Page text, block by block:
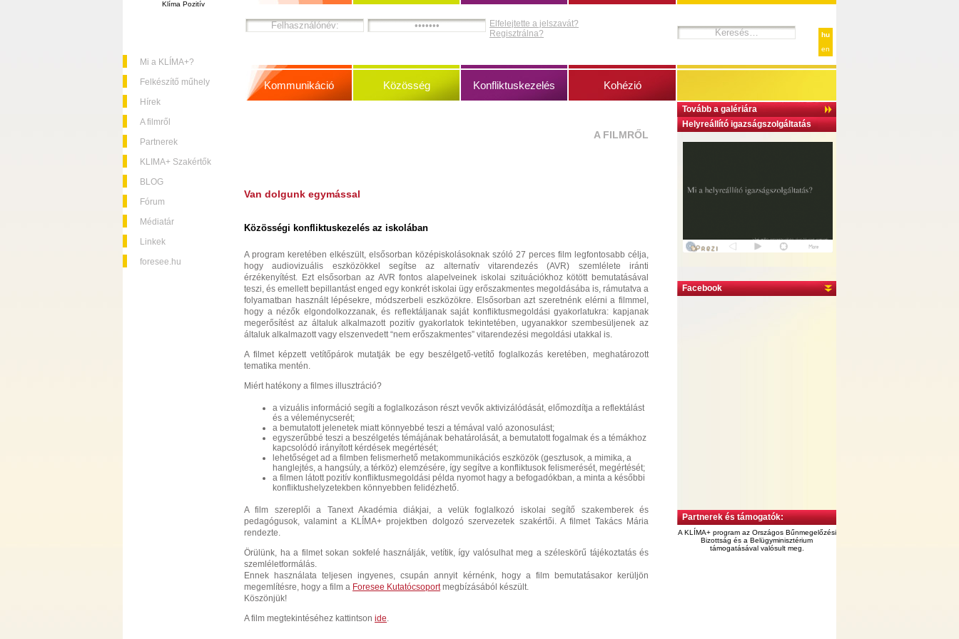
Klíma Pozitív
Mi a KLÍMA+?
Felkészítő műhely
Hírek
A filmről
Partnerek
KLIMA+ Szakértők
BLOG
Fórum
Médiatár
Linkek
foresee.hu
hu
en
Tovább a galériára
Helyreállító igazságszolgáltatás
Facebook
Partnerek és támogatók:
A KLÍMA+ program az Országos Bűnmegelőzési
Bizottság és a Belügyminisztérium
támogatásával valósult meg.
Elfelejtette a jelszavát?
Regisztrálna?
Kommunikáció Közösség Konfliktuskezelés Kohézió
A FILMRŐL
Van dolgunk egymással
Közösségi konfliktuskezelés az iskolában
A program keretében elkészült, elsősorban középiskolásoknak szóló 27 perces film legfontosabb célja,
hogy audiovizuális eszközökkel segítse az alternatív vitarendezés (AVR) szemlélete iránti
érzékenyítést. Ezt elsősorban az AVR fontos alapelveinek iskolai szituációkhoz kötött bemutatásával
teszi, és emellett bepillantást enged egy konkrét iskolai ügy erőszakmentes megoldásába is, rámutatva a
folyamatban használt lépésekre, módszerbeli eszközökre. Elsősorban azt szeretnénk elérni a filmmel,
hogy a nézők elgondolkozzanak, és reflektáljanak saját konfliktusmegoldási gyakorlatukra: kapjanak
megerősítést az általuk alkalmazott pozitív gyakorlatok tekintetében, ugyanakkor szembesüljenek az
általuk alkalmazott vagy elszenvedett “nem erőszakmentes” vitarendezési megoldási utakkal is.
A filmet képzett vetítőpárok mutatják be egy beszélgető-vetítő foglalkozás keretében, meghatározott
tematika mentén.
Miért hatékony a filmes illusztráció?
a vizuális információ segíti a foglalkozáson részt vevők aktivizálódását, előmozdítja a reflektálást
és a véleménycserét;
a bemutatott jelenetek miatt könnyebbé teszi a témával való azonosulást;
egyszerűbbé teszi a beszélgetés témájának behatárolását, a bemutatott fogalmak és a témákhoz
kapcsolódó irányított kérdések megértését;
lehetőséget ad a filmben felismerhető metakommunikációs eszközök (gesztusok, a mimika, a
hanglejtés, a hangsúly, a térköz) elemzésére, így segítve a konfliktusok felismerését, megértését;
a filmen látott pozitív konfliktusmegoldási példa nyomot hagy a befogadókban, a minta a későbbi
konfliktushelyzetekben könnyebben felidézhető.
A film szereplői a Tanext Akadémia diákjai, a velük foglalkozó iskolai segítő szakemberek és
pedagógusok, valamint a KLÍMA+ projektben dolgozó szervezetek szakértői. A filmet Takács Mária
rendezte.
Örülünk, ha a filmet sokan sokfelé használják, vetítik, így valósulhat meg a széleskörű tájékoztatás és
szemléletformálás.
Ennek használata teljesen ingyenes, csupán annyit kérnénk, hogy a film bemutatásakor kerüljön
megemlítésre, hogy a film a Foresee Kutatócsoportmegbízásából készült.
Köszönjük!
A film megtekintéséhez kattintson ide.